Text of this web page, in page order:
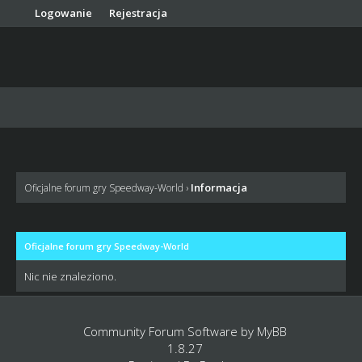
Logowanie Rejestracja
Oficjalne forum gry Speedway-World › Informacja
Oficjalne forum gry Speedway-World
Nic nie znaleziono.
Community Forum Software by MyBB
1.8.27